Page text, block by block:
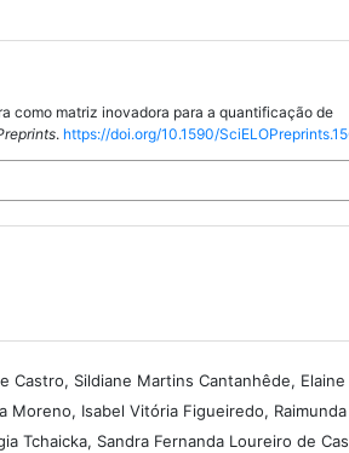
como matriz inovadora para a quantificação de
. https://doi.org/10.1590/
Castro, Sildiane Martins Cantanhêde, Elaine
Moreno, Isabel Vitória Figueiredo, Raimunda
Tchaicka, Sandra Fernanda Loureiro de